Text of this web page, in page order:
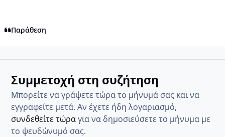
Παράθεση
Συμμετοχή στη συζήτηση
Μπορείτε να γράψετε τώρα το μήνυμά σας και να
εγγραφείτε μετά. Αν έχετε ήδη λογαριασμό,
συνδεθείτε τώραγια να δημοσιεύσετε το μήνυμα με
το ψευδώνυμό σας.